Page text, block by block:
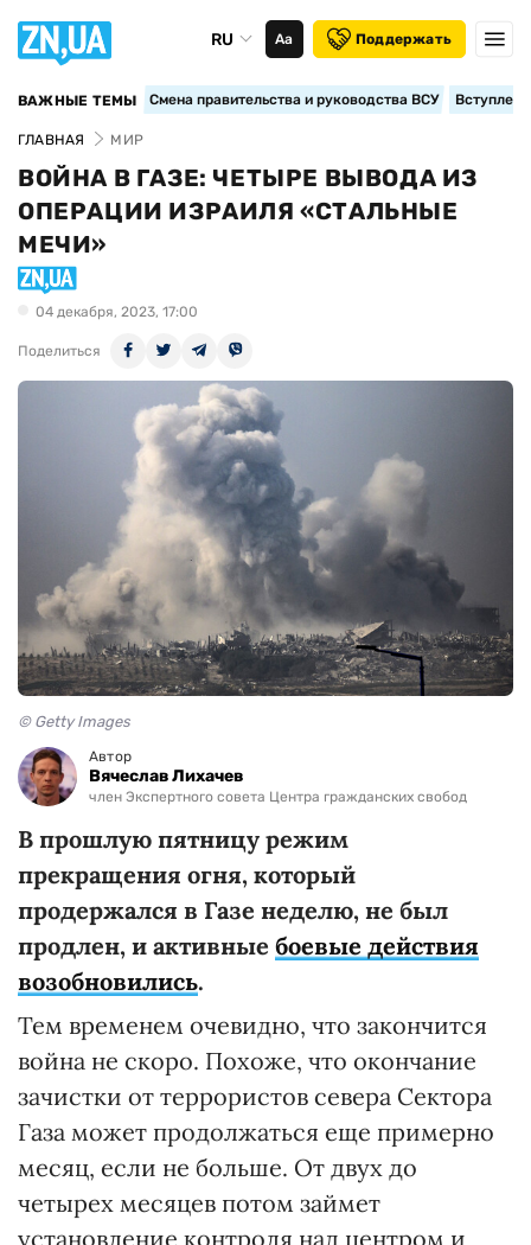
RU Аа Поддержать
ВАЖНЫЕ ТЕМЫ Смена правительства и руководства ВСУ
ГЛАВНАЯ МИР
ВОЙНА В ГАЗЕ: ЧЕТЫРЕ ВЫВОДА ИЗ
ОПЕРАЦИИ ИЗРАИЛЯ «СТАЛЬНЫЕ
МЕЧИ»
04 декабря, 2023, 17:00
Поделиться
© Getty Images
Автор
Вячеслав Лихачев
член Экспертного совета Центра гражданских свобод
В прошлую пятницу режим
прекращения огня, который
продержался в Газе неделю, не был
продлен, и активные боевые действия
возобновились.
Тем временем очевидно, что закончится
война не скоро. Похоже, что окончание
зачистки от террористов севера Сектора
Газа может продолжаться еще примерно
месяц, если не больше. От двух до
четырех месяцев потом займет
установление контроля над центром и